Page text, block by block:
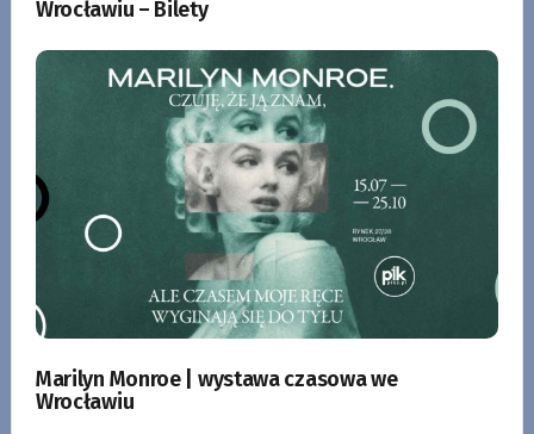
Wrocławiu – Bilety
Marilyn Monroe | wystawa czasowa we
Wrocławiu